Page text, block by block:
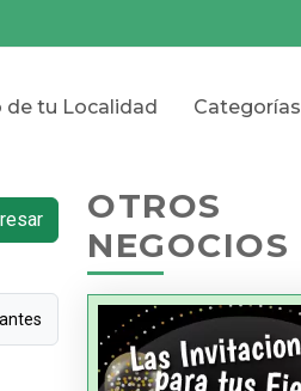
de tu Localidad Categorías
OTROS
NEGOCIOS